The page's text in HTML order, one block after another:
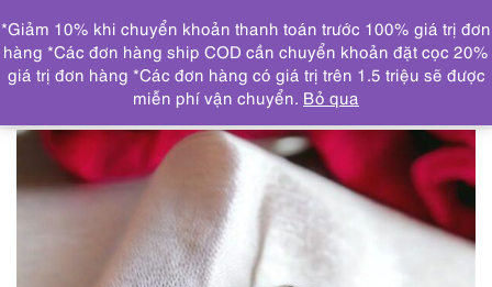
DANH MỤC
Trang chủ TRANG SỨC KHUYÊN TAI
0977-Ghim cài
áo-Silver & gold color brooch-Khá mới
*Giảm 10% khi chuyển khoản thanh toán trước 100% giá trị đơn
hàng *Các đơn hàng ship COD cần chuyển khoản đặt cọc 20%
giá trị đơn hàng *Các đơn hàng có giá trị trên 1.5 triệu sẽ được
miễn phí vận chuyển. Bỏ qua